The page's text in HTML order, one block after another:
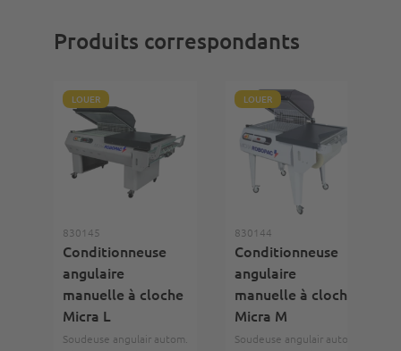
Produits correspondants
LOUER
830145
Conditionneuse
angulaire
manuelle à cloche
Micra L
Soudeuse angulair autom.
LOUER
830144
Conditionneuse
angulaire
manuelle à cloche
Micra M
Soudeuse angulair autom.